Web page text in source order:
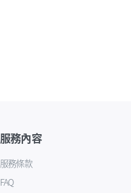
服務內容
服務條款
FAQ